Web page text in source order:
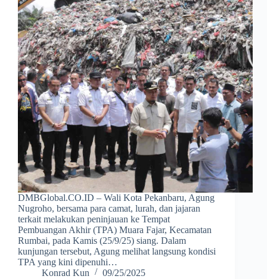
DMBGlobal.CO.ID – Wali Kota Pekanbaru, Agung
Nugroho, bersama para camat, lurah, dan jajaran
terkait melakukan peninjauan ke Tempat
Pembuangan Akhir (TPA) Muara Fajar, Kecamatan
Rumbai, pada Kamis (25/9/25) siang. Dalam
kunjungan tersebut, Agung melihat langsung kondisi
TPA yang kini dipenuhi…
Konrad Kun
09/25/2025